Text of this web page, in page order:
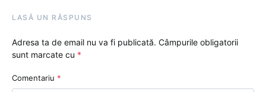
LASĂ UN RĂSPUNS
Adresa ta de email nu va fi publicată. Câmpurile obligatorii
sunt marcate cu *
Comentariu *